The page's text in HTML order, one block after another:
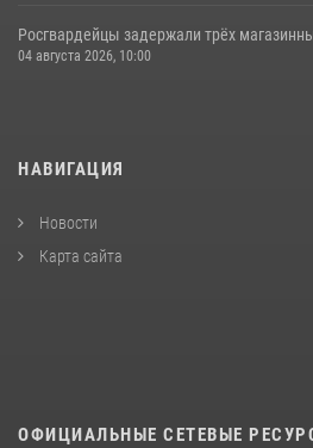
Росгвардейцы задержали трёх
04 августа 2026, 10:00
НАВИГАЦИЯ
Новости
Карта сайта
ОФИЦИАЛЬНЫЕ СЕТЕВЫЕ